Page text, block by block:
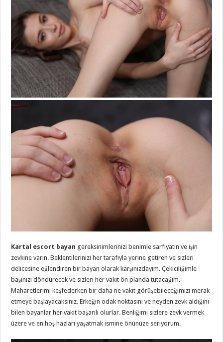
Kartal escort bayan gereksinimlerinizi benimle sarfiyatın ve işin
zevkine varın. Beklentilerinizi her tarafıyla yerine getiren ve sizleri
delicesine eğlendiren bir bayan olarak karşınızdayım. Çekiciliğimle
başınızı döndürecek ve sizleri her vakit ön planda tutacağım.
Maharetlerimi keşfederken bir daha ne vakit görüşebileceğimizi merak
etmeye başlayacaksınız. Erkeğin odak noktasını ve neyden zevk aldığını
bilen bayanlar her vakit başarılı olurlar. Benliğimi sizlere zevk vermek
üzere ve en hoş hazları yaşatmak ismine önünüze seriyorum.